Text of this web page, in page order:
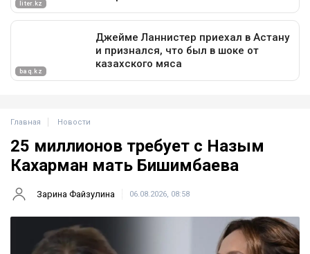
Главная Новости
25 миллионов требует с Назым
Кахарман мать Бишимбаева
Зарина Файзулина 06.08.2026, 08:58